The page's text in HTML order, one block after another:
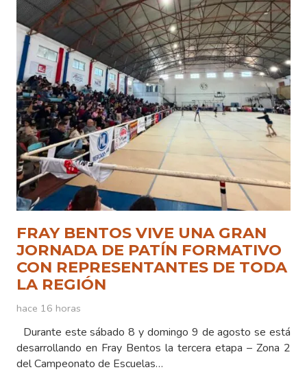
FRAY BENTOS VIVE UNA GRAN
JORNADA DE PATÍN FORMATIVO
CON REPRESENTANTES DE TODA
LA REGIÓN
hace 16 horas
Durante este sábado 8 y domingo 9 de agosto se está
desarrollando en Fray Bentos la tercera etapa – Zona 2
del Campeonato de Escuelas…